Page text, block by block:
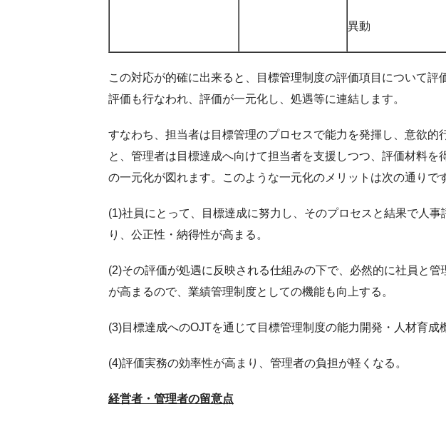
異動
この対応が的確に出来ると、目標管理制度の評価項目について評
評価も行なわれ、評価が一元化し、処遇等に連結します。
すなわち、担当者は目標管理のプロセスで能力を発揮し、意欲的
と、管理者は目標達成へ向けて担当者を支援しつつ、評価材料を
の一元化が図れます。このような一元化のメリットは次の通りで
(1)社員にとって、目標達成に努力し、そのプロセスと結果で人
り、公正性・納得性が高まる。
(2)その評価が処遇に反映される仕組みの下で、必然的に社員と
が高まるので、業績管理制度としての機能も向上する。
(3)目標達成へのOJTを通じて目標管理制度の能力開発・人材育成
(4)評価実務の効率性が高まり、管理者の負担が軽くなる。
経営者・管理者の留意点